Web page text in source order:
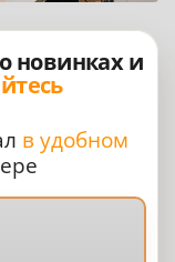
о новинках и
в удобном